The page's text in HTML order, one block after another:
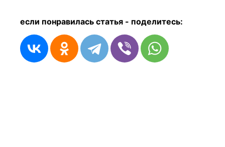
если понравилась статья - поделитесь: